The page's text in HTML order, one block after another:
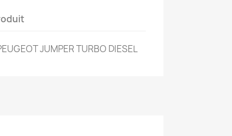
JUMPER TURBO DIESEL